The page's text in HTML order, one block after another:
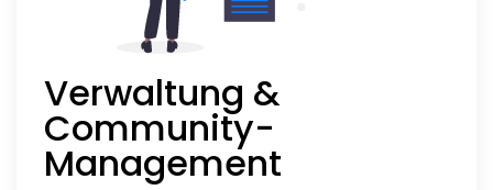
Verwaltung &
Community-
Management